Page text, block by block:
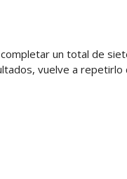
un total de
vuelve a repetirlo